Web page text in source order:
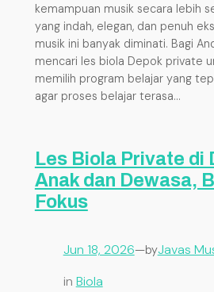
kemampuan musik secara lebih
yang indah, elegan, dan penuh
musik ini banyak diminati. Bagi
mencari les biola Depok private
memilih program belajar yang
agar proses belajar terasa…
Les Biola Private di
Anak dan Dewasa,
Fokus
Jun 18, 2026—byJavas
in Biola